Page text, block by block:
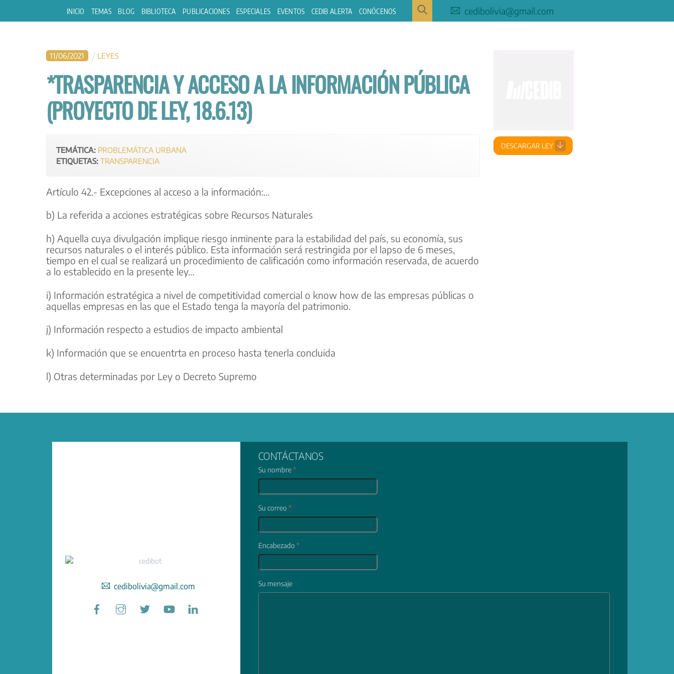
INICIO TEMAS BLOG BIBLIOTECA PUBLICACIONES ESPECIALES EVENTOS CEDIB ALERTA CONÓCENOS cedibolivia@gmail.com
11/06/2021 LEYES
*TRASPARENCIA Y ACCESO A LA INFORMACIÓN PÚBLICA
(PROYECTO DE LEY, 18.6.13)
TEMÁTICA: PROBLEMÁTICA URBANA
ETIQUETAS: TRANSPARENCIA
Artículo 42.- Excepciones al acceso a la información:…
b) La referida a acciones estratégicas sobre Recursos Naturales
h) Aquella cuya divulgación implique riesgo inminente para la estabilidad del país, su economía, sus
recursos naturales o el interés público. Esta información será restringida por el lapso de 6 meses,
tiempo en el cual se realizará un procedimiento de calificación como información reservada, de acuerdo
a lo establecido en la presente ley…
i) Información estratégica a nivel de competitividad comercial o know how de las empresas públicas o
aquellas empresas en las que el Estado tenga la mayoría del patrimonio.
j) Información respecto a estudios de impacto ambiental
k) Información que se encuentrta en proceso hasta tenerla concluida
l) Otras determinadas por Ley o Decreto Supremo
DESCARGAR LEY
cedibolivia@gmail.com
Facebook YouTube
CONTÁCTANOS
Su nombre*
Su correo *
Encabezado *
Su mensaje